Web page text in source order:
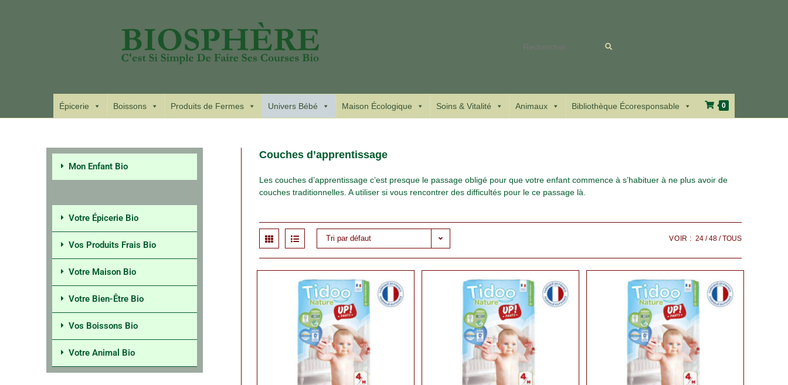
Rechercher
ce
site
Épicerie Boissons Produits de Fermes Univers Bébé Maison Écologique Soins & Vitalité Animaux Bibliothèque Écoresponsable 0
Couches d’apprentissage
Les couches d’apprentissage c’est presque le passage obligé pour que votre enfant commence à s’habituer à ne plus avoir de
couches traditionnelles. A utiliser si vous rencontrer des difficultés pour le ce passage là.
Tri par défaut VOIR : 24 48 TOUS
Mon Enfant Bio
Votre Épicerie Bio
Vos Produits Frais Bio
Votre Maison Bio
Votre Bien-Être Bio
Vos Boissons Bio
Votre Animal Bio